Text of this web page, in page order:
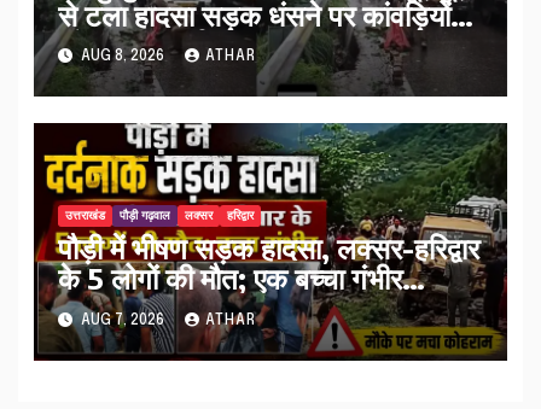
से टला हादसा सड़क धंसने पर कांवड़ियों
को किया अलर्ट…
AUG 8, 2026 ATHAR
उत्तराखंड पौड़ी गढ़वाल लक्सर हरिद्वार
पौड़ी में भीषण सड़क हादसा, लक्सर-हरिद्वार
के 5 लोगों की मौत; एक बच्चा गंभीर
घायल…
AUG 7, 2026 ATHAR